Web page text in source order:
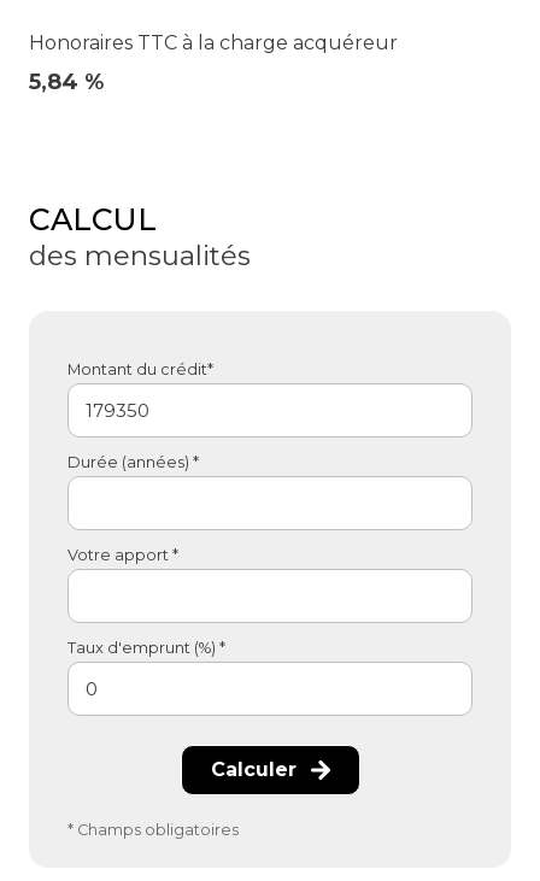
Honoraires TTC à la charge acquéreur
5,84 %
CALCUL
des mensualités
Montant du crédit*
Durée (années) *
Votre apport *
Taux d'emprunt (%) *
Calculer
* Champs obligatoires